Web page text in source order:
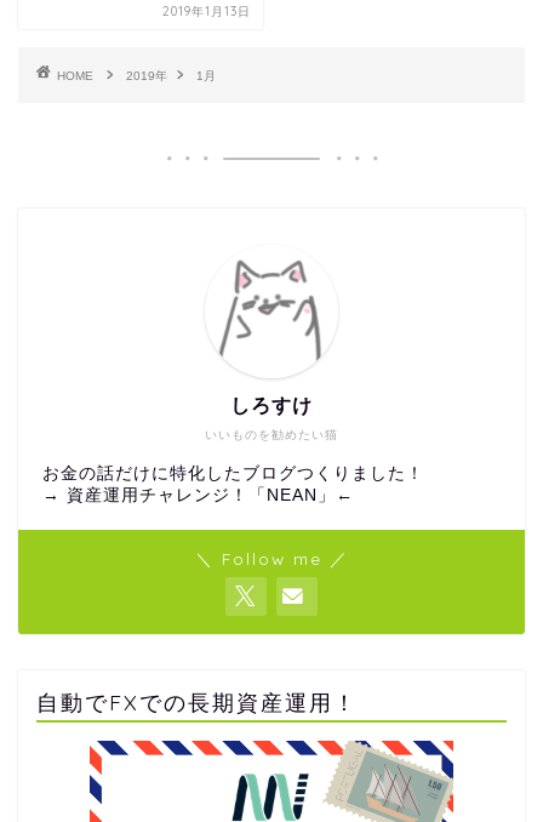
2019年1月13日
HOME 2019年 1月
いいものを勧めたい猫
しろすけ
お金の話だけに特化したブログつくりました！
→ 資産運用チャレンジ！「NEAN」 ←
＼ Follow me ／
自動でFXでの長期資産運用！